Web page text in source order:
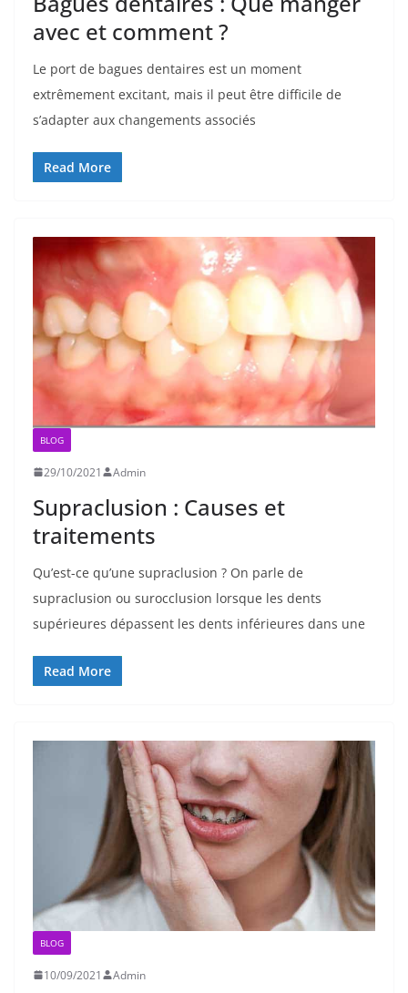
avec et comment ?
Le port de bagues dentaires est un moment
extrêmement excitant, mais il peut être difficile de
s’adapter aux changements associés
Read More
BLOG
29/10/2021 Admin
Supraclusion : Causes et
traitements
Qu’est-ce qu’une supraclusion ? On parle de
supraclusion ou surocclusion lorsque les dents
supérieures dépassent les dents inférieures dans une
Read More
BLOG
10/09/2021 Admin